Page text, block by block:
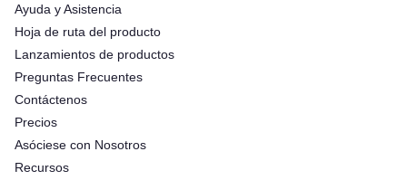
Ayuda y Asistencia
Hoja de ruta del producto
Lanzamientos de productos
Preguntas Frecuentes
Contáctenos
Precios
Asóciese con Nosotros
Recursos